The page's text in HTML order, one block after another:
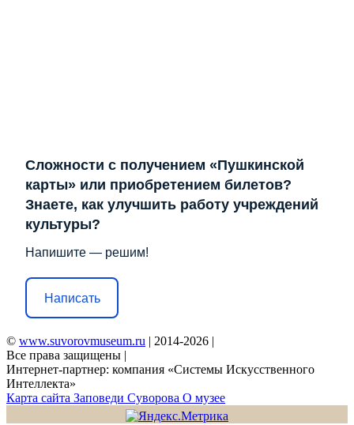
Сложности с получением «Пушкинской
карты» или приобретением билетов?
Знаете, как улучшить работу учреждений
культуры?
Напишите — решим!
Написать
© www.suvorovmuseum.ru | 2014-2026 |
Все права защищены |
Интернет-партнер: компания «Системы Искусственного
Интеллекта»
Карта сайта Заповеди Cуворова О музее